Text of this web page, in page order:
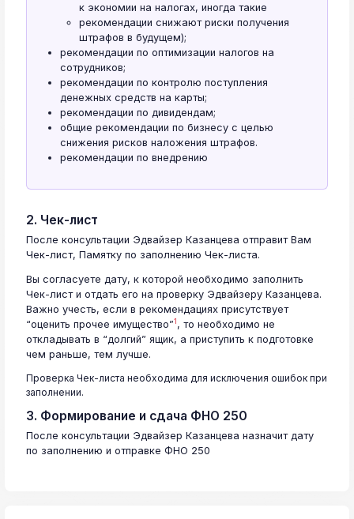
к экономии на налогах, иногда такие
рекомендации снижают риски получения
штрафов в будущем);
рекомендации по оптимизации налогов на
сотрудников;
рекомендации по контролю поступления
денежных средств на карты;
рекомендации по дивидендам;
общие рекомендации по бизнесу с целью
снижения рисков наложения штрафов.
рекомендации по внедрению
2. Чек-лист
После консультации Эдвайзер Казанцева отправит Вам
Чек-лист, Памятку по заполнению Чек-листа.
Вы согласуете дату, к которой необходимо заполнить
Чек-лист и отдать его на проверку Эдвайзеру Казанцева.
Важно учесть, если в рекомендациях присутствует
“оценить прочее имущество”1, то необходимо не
откладывать в “долгий” ящик, а приступить к подготовке
чем раньше, тем лучше.
Проверка Чек-листа необходима для исключения ошибок при
заполнении.
3. Формирование и сдача ФНО 250
После консультации Эдвайзер Казанцева назначит дату
по заполнению и отправке ФНО 250